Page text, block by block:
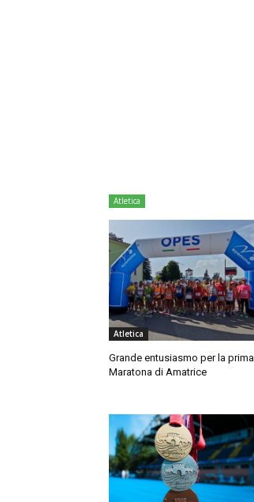
Atletica
Atletica
Grande entusiasmo per la prima
Maratona di Amatrice